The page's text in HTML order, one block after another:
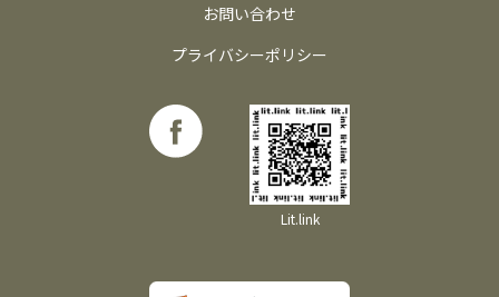
お問い合わせ
プライバシーポリシー
Lit.link